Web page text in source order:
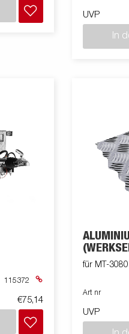
UVP
In
115372
€75,14
für MT-
Art nr
UVP